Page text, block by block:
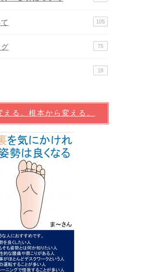
105
75
18
える。根本から変える。